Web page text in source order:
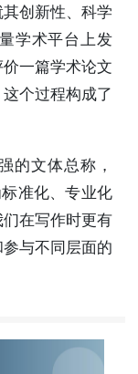
创新性、科学
学术平台上发
一篇学术论文
个过程构成了
的文体总称，
准化、专业化
在写作时更有
与不同层面的